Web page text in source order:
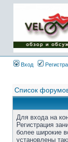
Вход
Список
Для входа на
Регистрация
более широкие
установлены